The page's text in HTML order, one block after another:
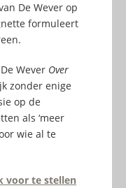
De Wever op
formuleert
Wever Over
zonder enige
op de
als ‘meer
wie al te
voor te stellen